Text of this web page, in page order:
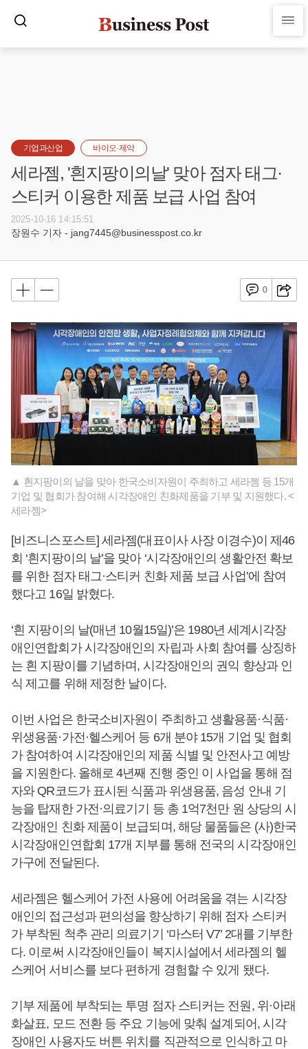
기업과산업 바이오·제약
세라젬, '흰지팡이의날' 맞아 점자 태그·
스티커 이용한 제품 보급 사업 참여
2025-10-16 14:15:51
장원수 기자 - jang7445@businesspost.co.kr
0
▲ 흰지팡이의 날을 맞아 한국소비자원이 주최하고 세라젬 등 15개
기업 및 협회가 참여해 시각장애인 친화제품을 기부 및 지원했다. <
세라젬>
[비즈니스포스트] 세라젬(대표이사 사장 이경수)이 제46
회 ‘흰지팡이의 날’을 맞아 ‘시각장애인의 생활안전 확보
를 위한 점자 태그·스티커 친화 제품 보급 사업’에 참여
했다고 16일 밝혔다.
‘흰 지팡이의 날(매년 10월15일)’은 1980년 세계시각장
애인연합회가 시각장애인의 자립과 사회 참여를 상징하
는 흰 지팡이를 기념하며, 시각장애인의 권익 향상과 인
식 제고를 위해 제정한 날이다.
이번 사업은 한국소비자원이 주최하고 생활용품·식품·
위생용품·가전·헬스케어 등 6개 분야 15개 기업 및 협회
가 참여하여 시각장애인의 제품 식별 및 안전사고 예방
을 지원한다. 올해로 4년째 진행 중인 이 사업을 통해 점
자와 QR코드가 표시된 식품과 위생용품, 음성 안내 기
능을 탑재한 가전·의료기기 등 총 1억7천만 원 상당의 시
각장애인 친화 제품이 보급되며, 해당 물품들은 (사)한국
시각장애인연합회 17개 지부를 통해 전국의 시각장애인
가구에 전달된다.
세라젬은 헬스케어 가전 사용에 어려움을 겪는 시각장
애인의 접근성과 편의성을 향상하기 위해 점자 스티커
가 부착된 척추 관리 의료기기 ‘마스터 V7’ 2대를 기부한
다. 이로써 시각장애인들이 복지시설에서 세라젬의 헬
스케어 서비스를 보다 편하게 경험할 수 있게 됐다.
기부 제품에 부착되는 투명 점자 스티커는 전원, 위·아래
화살표, 모드 전환 등 주요 기능에 맞춰 설계되어, 시각
장애인 사용자도 버튼 위치를 직관적으로 인식하고 마